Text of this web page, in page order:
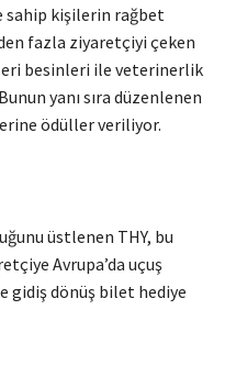
sahip kişilerin rağbet
fazla ziyaretçiyi çeken
besinleri ile veterinerlik
yanı sıra düzenlenen
ödüller veriliyor.
üstlenen THY, bu
Avrupa’da uçuş
gidiş dönüş bilet hediye